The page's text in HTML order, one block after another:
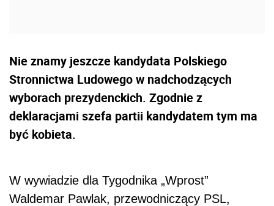
Nie znamy jeszcze kandydata Polskiego
Stronnictwa Ludowego w nadchodzących
wyborach prezydenckich. Zgodnie z
deklaracjami szefa partii kandydatem tym ma
być kobieta.
W wywiadzie dla Tygodnika „Wprost”
Waldemar Pawlak, przewodniczący PSL,